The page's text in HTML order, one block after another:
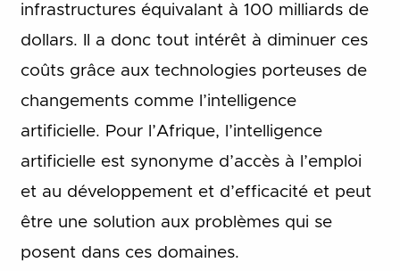
infrastructures équivalant à 100 milliards de
dollars. Il a donc tout intérêt à diminuer ces
coûts grâce aux technologies porteuses de
changements comme l’intelligence
artificielle. Pour l’Afrique, l’intelligence
artificielle est synonyme d’accès à l’emploi
et au développement et d’efficacité et peut
être une solution aux problèmes qui se
posent dans ces domaines.